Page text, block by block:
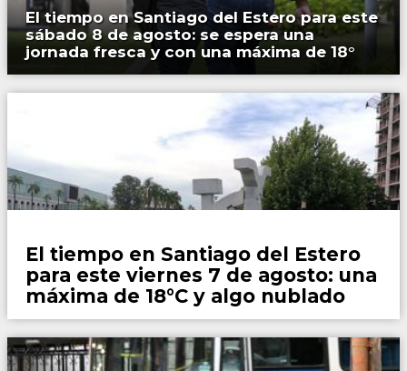
El tiempo en Santiago del Estero para este
sábado 8 de agosto: se espera una
jornada fresca y con una máxima de 18°
El tiempo en Santiago del Estero
para este viernes 7 de agosto: una
máxima de 18°C y algo nublado